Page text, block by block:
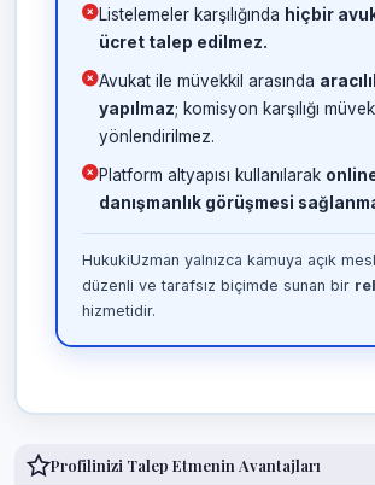
Listelemeler karşılığında hiçbir
ücret talep edilmez.
Avukat ile müvekkil arasında
yapılmaz; komisyon karşılığı
yönlendirilmez.
Platform altyapısı kullanılarak
danışmanlık görüşmesi
HukukiUzman yalnızca kamuya açık
düzenli ve tarafsız biçimde sunan bir
hizmetidir.
Profilinizi Talep Etmenin Avantajları